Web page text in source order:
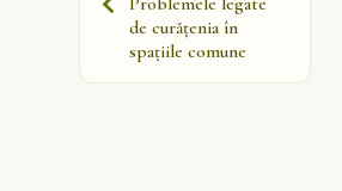
de curățenia în
spațiile comune